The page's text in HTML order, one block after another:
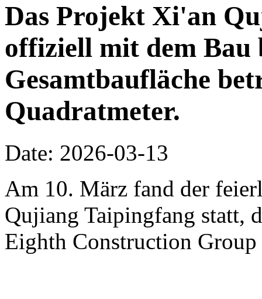
Das Projekt Xi'an
offiziell mit dem Bau
Gesamtbaufläche
Quadratmeter.
Date: 2026-03-13
Am 10. März fand der
Qujiang Taipingfang statt,
Eighth Construction